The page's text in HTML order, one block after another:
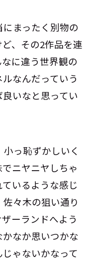
まったく別物の
、その2作品を連
に違う世界観の
なんだっていう
いなと思ってい
小っ恥ずかしいく
ニヤニヤしちゃ
いるような感じ
々木の狙い通り
ーランドへよう
なか思いつかな
ゃないかなって